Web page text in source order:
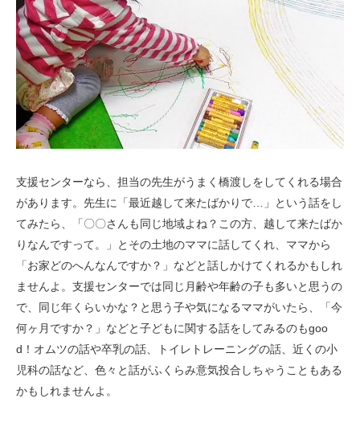
支援センターなら、担当の先生がうまく橋渡しをしてくれる場合
があります。先生に「最近越して来たばかりで…」という話をし
てみたら、「〇〇さんも同じ地域よね？この方、越して来たばか
りなんですって。」とその土地のママに話してくれ、ママから
「お家どのへんなんですか？」などと話しかけてくれるかもしれ
ませんよ。支援センターでは同じ月齢や年齢の子も多いと思うの
で、同じ年くらいかな？と思う子や気になるママがいたら、「今
何ヶ月ですか？」などと子どもに関する話をしてみるのもgoo
d！オムツの話や卒乳の話、トイレトレーニングの話、近くの小
児科の話など、色々と話がふくらみ意気投合しちゃうこともある
かもしれませんよ。